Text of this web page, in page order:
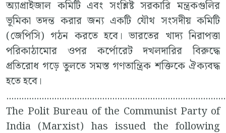
অ্যাপ্রাইজাল কমিটি এবং সংশ্লিষ্ট সরকারি মন্ত্রকগুলির
ভূমিকা তদন্ত করার জন্য একটি যৌথ সংসদীয় কমিটি
(জেপিসি) গঠন করতে হবে। ভারতের খাদ্য নিরাপত্তা
পরিকাঠামোর ওপর কর্পোরেট দখলদারির বিরুদ্ধে
প্রতিরোধ গড়ে তুলতে সমস্ত গণতান্ত্রিক শক্তিকে ঐক্যবদ্ধ
হতে হবে।
The Polit Bureau of the Communist Party of
India (Marxist) has issued the following